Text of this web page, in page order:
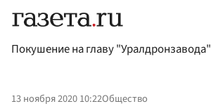
Покушение на главу "Уралдронзавода"
13 ноября 2020 10:22Общество